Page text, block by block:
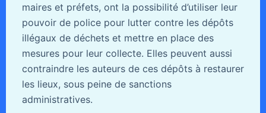
maires et préfets, ont la possibilité d’utiliser leur
pouvoir de police pour lutter contre les dépôts
illégaux de déchets et mettre en place des
mesures pour leur collecte. Elles peuvent aussi
contraindre les auteurs de ces dépôts à restaurer
les lieux, sous peine de sanctions
administratives.